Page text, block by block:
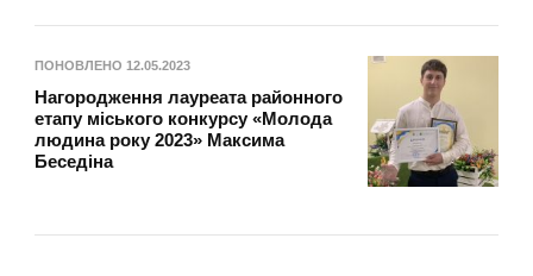
ПОНОВЛЕНО 12.05.2023
Нагородження лауреата районного
етапу міського конкурсу «Молода
людина року 2023» Максима
Беседіна